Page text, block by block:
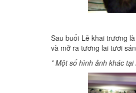
Sau buổi Lễ khai trương
và mở ra tương lai tươi
* Một số hình ảnh khác